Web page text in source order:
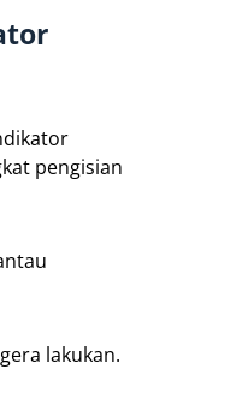
pengisian
lakukan.